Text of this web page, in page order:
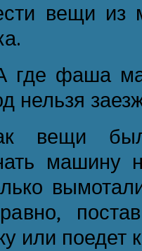
вещи
где фаша
нельзя
вещи
машину
или поедет